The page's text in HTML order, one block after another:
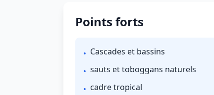
Points forts
• Cascades et bassins
• sauts et toboggans naturels
• cadre tropical